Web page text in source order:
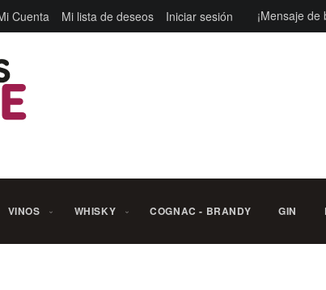
Cuenta Mi lista de deseos Iniciar sesión ¡Mensaje
VINOS WHISKY COGNAC - BRANDY GIN